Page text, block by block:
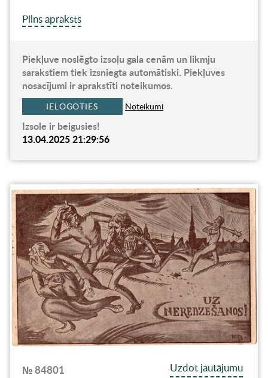
Pilns apraksts
Piekļuve noslēgto izsoļu gala cenām un likmju
sarakstiem tiek izsniegta automātiski. Piekļuves
nosacījumi ir aprakstīti noteikumos.
IELOGOTIES Noteikumi
Izsole ir beigusies!
13.04.2025 21:29:56
№ 84801
Uzdot jautājumu